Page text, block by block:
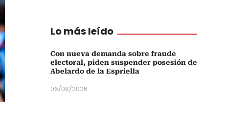
Lo más leído
Con nueva demanda sobre fraude
electoral, piden suspender posesión de
Abelardo de la Espriella
06/08/2026